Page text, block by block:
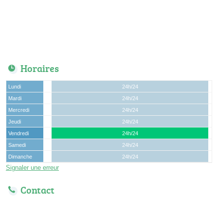
Horaires
Lundi
24h/24
Mardi
24h/24
Mercredi
24h/24
Jeudi
24h/24
Vendredi
24h/24
Samedi
24h/24
Dimanche
24h/24
Signaler une erreur
Contact